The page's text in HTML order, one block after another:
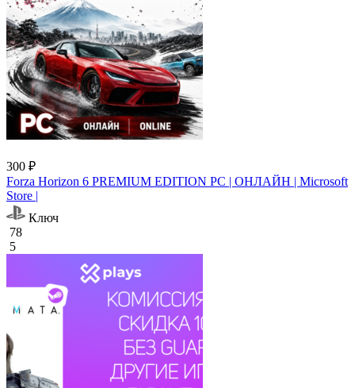
300 ₽
Forza Horizon 6 PREMIUM EDITION PC | ОНЛАЙН | Microsoft
Store |
Ключ
78
5